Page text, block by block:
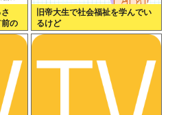
の
け
旧帝大生で社会福祉を学んでい
るけど